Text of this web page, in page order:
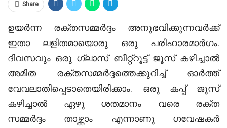
Share
ഉയര്‍ന്ന രക്തസമ്മര്‍ദ്ദം അനുഭവിക്കുന്നവര്‍ക്ക്
ഇതാ ലളിതമായൊരു ഒരു പരിഹാരമാര്‍ഗം.
ദിവസവും ഒരു ഗ്ലാസ് ബീറ്റ്‌റൂട്ട് ജൂസ് കഴിച്ചാല്‍
അമിത രക്തസമ്മര്‍ദ്ദത്തെക്കുറിച്ച് ഓര്‍ത്ത്
വേവലാതിപ്പെടാതെയിരിക്കാം. ഒരു കപ്പ് ജൂസ്
കഴിച്ചാല്‍ ഏഴു ശതമാനം വരെ രക്ത
സമ്മര്‍ദ്ദം
താഴ്ത്താം എന്നാണു ഗവേഷകര്‍